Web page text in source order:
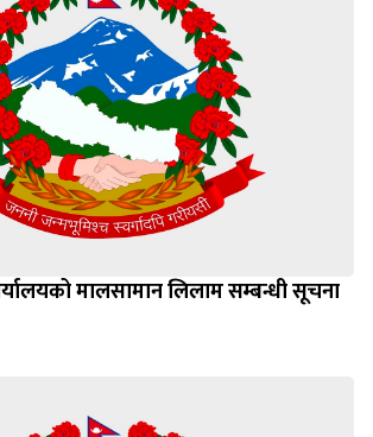
मालसामान लिलाम सम्बन्धी सूचना